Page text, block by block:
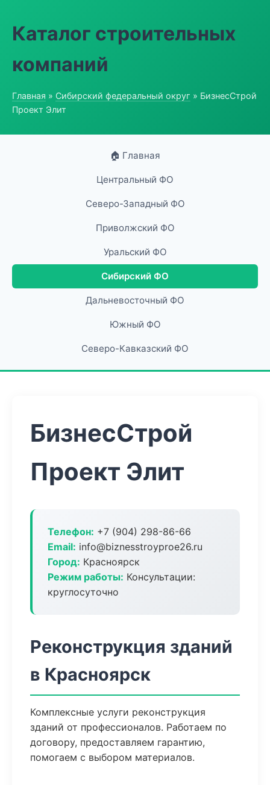
Каталог строительных
компаний
Главная » Сибирский федеральный округ » БизнесСтрой
Проект Элит
🏠 Главная
Центральный ФО
Северо-Западный ФО
Приволжский ФО
Уральский ФО
Сибирский ФО
Дальневосточный ФО
Южный ФО
Северо-Кавказский ФО
БизнесСтрой
Проект Элит
Телефон: +7 (904) 298-86-66
Email: info@biznesstroyproe26.ru
Город: Красноярск
Режим работы: Консультации:
круглосуточно
Реконструкция зданий
в Красноярск
Комплексные услуги реконструкция
зданий от профессионалов. Работаем по
договору, предоставляем гарантию,
помогаем с выбором материалов.